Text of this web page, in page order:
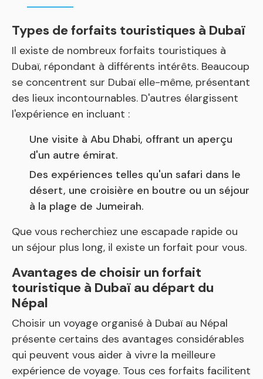
Types de forfaits touristiques à Dubaï
Il existe de nombreux forfaits touristiques à
Dubaï, répondant à différents intérêts. Beaucoup
se concentrent sur Dubaï elle-même, présentant
des lieux incontournables. D'autres élargissent
l'expérience en incluant :
Une visite à Abu Dhabi, offrant un aperçu
d'un autre émirat.
Des expériences telles qu'un safari dans le
désert, une croisière en boutre ou un séjour
à la plage de Jumeirah.
Que vous recherchiez une escapade rapide ou
un séjour plus long, il existe un forfait pour vous.
Avantages de choisir un forfait
touristique à Dubaï au départ du
Népal
Choisir un voyage organisé à Dubaï au Népal
présente certains des avantages considérables
qui peuvent vous aider à vivre la meilleure
expérience de voyage. Tous ces forfaits facilitent